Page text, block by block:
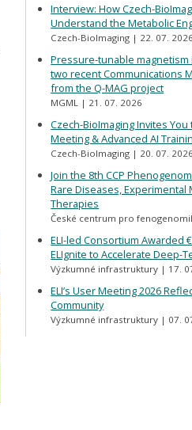
Interview: How Czech-
Understand the Metabolic
Czech-BioImaging 22. 07. 2026
Pressure-tunable magnetism
two recent Communications
from the Q-MAG project
MGML 21. 07. 2026
Czech-BioImaging Invites You
Meeting & Advanced AI
Czech-BioImaging 20. 07. 2026
Join the 8th CCP
Rare Diseases, Experimental
Therapies
České centrum pro
ELI-led Consortium Awarded
ELIgnite to Accelerate Deep-
Výzkumné infrastruktury 17.
ELI’s User Meeting 2026
Community
Výzkumné infrastruktury 07.